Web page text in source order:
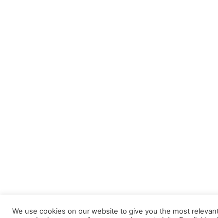
We use cookies on our website to give you the most